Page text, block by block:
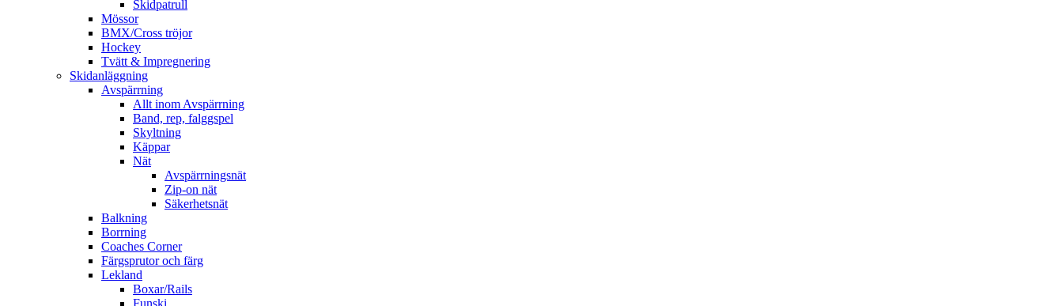
Skidpatrull
Mössor
BMX/Cross tröjor
Hockey
Tvätt & Impregnering
Skidanläggning
Avspärrning
Allt inom Avspärrning
Band, rep, falggspel
Skyltning
Käppar
Nät
Avspärrningsnät
Zip-on nät
Säkerhetsnät
Balkning
Borrning
Coaches Corner
Färgsprutor och färg
Lekland
Boxar/Rails
Funski